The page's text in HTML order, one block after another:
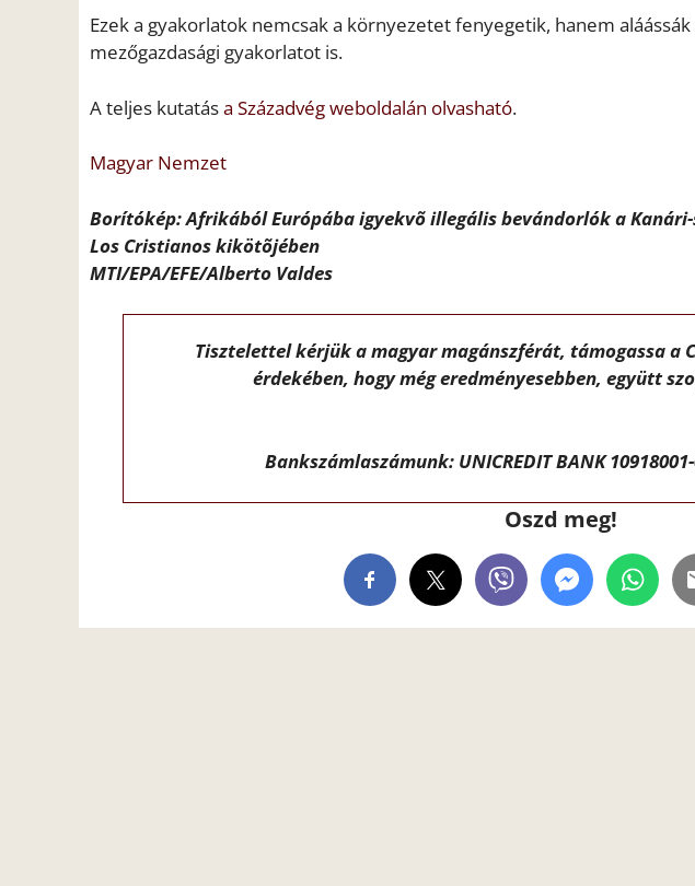
Ezek a gyakorlatok nemcsak a környezetet fenyegetik, hanem
mezőgazdasági gyakorlatot is.
A teljes kutatása Századvég weboldalán olvasható.
Magyar Nemzet
Borítókép: Afrikából Európába igyekvõ illegális bevándorlók a
Los Cristianos kikötõjében
MTI/EPA/EFE/Alberto Valdes
Tisztelettel kérjük a magyar magánszférát, támogassa a
érdekében, hogy még eredményesebben, együtt
Bankszámlaszámunk: UNICREDIT BANK
Oszd meg!